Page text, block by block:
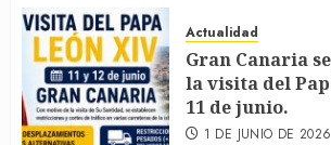
Actualidad
Gran Canaria
la visita del
11 de junio.
1 DE JUNIO DE 2026